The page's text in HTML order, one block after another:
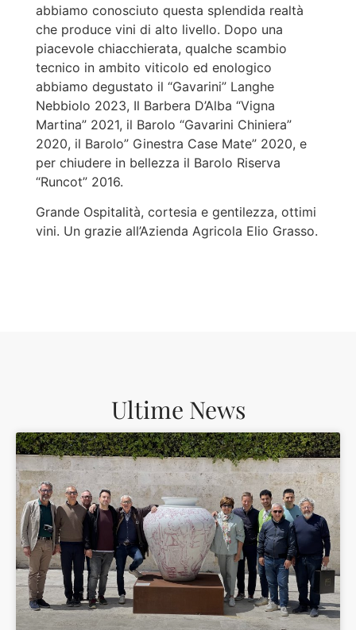
abbiamo conosciuto questa splendida realtà
che produce vini di alto livello. Dopo una
piacevole chiacchierata, qualche scambio
tecnico in ambito viticolo ed enologico
abbiamo degustato il “Gavarini” Langhe
Nebbiolo 2023, Il Barbera D’Alba “Vigna
Martina” 2021, il Barolo “Gavarini Chiniera”
2020, il Barolo” Ginestra Case Mate” 2020, e
per chiudere in bellezza il Barolo Riserva
“Runcot” 2016.
Grande Ospitalità, cortesia e gentilezza, ottimi
vini. Un grazie all’Azienda Agricola Elio Grasso.
Ultime News